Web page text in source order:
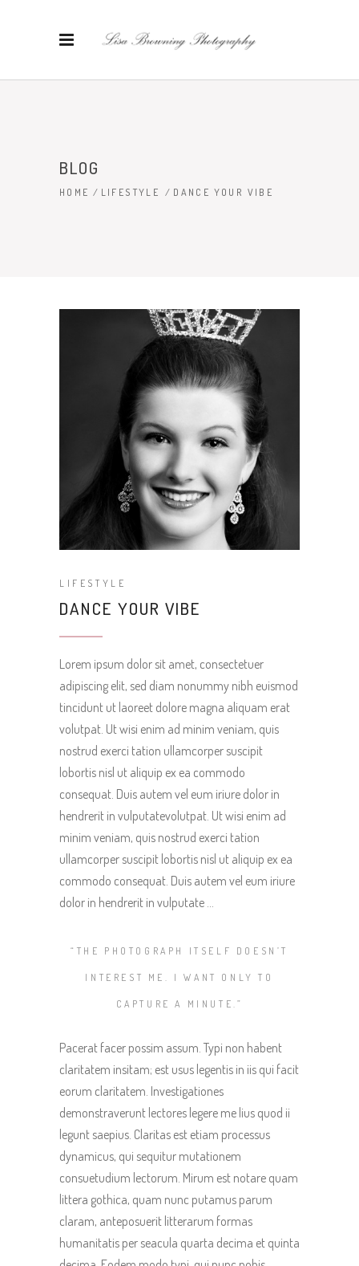
BLOG
HOME / LIFESTYLE / DANCE YOUR VIBE
LIFESTYLE
DANCE YOUR VIBE
Lorem ipsum dolor sit amet, consectetuer
adipiscing elit, sed diam nonummy nibh euismod
tincidunt ut laoreet dolore magna aliquam erat
volutpat. Ut wisi enim ad minim veniam, quis
nostrud exerci tation ullamcorper suscipit
lobortis nisl ut aliquip ex ea commodo
consequat. Duis autem vel eum iriure dolor in
hendrerit in vulputatevolutpat. Ut wisi enim ad
minim veniam, quis nostrud exerci tation
ullamcorper suscipit lobortis nisl ut aliquip ex ea
commodo consequat. Duis autem vel eum iriure
dolor in hendrerit in vulputate …
“THE PHOTOGRAPH ITSELF DOESN’T
INTEREST ME. I WANT ONLY TO
CAPTURE A MINUTE.”
Pacerat facer possim assum. Typi non habent
claritatem insitam; est usus legentis in iis qui facit
eorum claritatem. Investigationes
demonstraverunt lectores legere me lius quod ii
legunt saepius. Claritas est etiam processus
dynamicus, qui sequitur mutationem
consuetudium lectorum. Mirum est notare quam
littera gothica, quam nunc putamus parum
claram, anteposuerit litterarum formas
humanitatis per seacula quarta decima et quinta